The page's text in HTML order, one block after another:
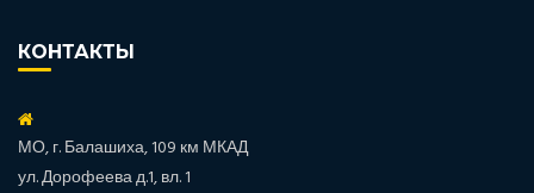
КОНТАКТЫ
МО, г. Балашиха, 109 км МКАД
ул. Дорофеева д.1, вл. 1